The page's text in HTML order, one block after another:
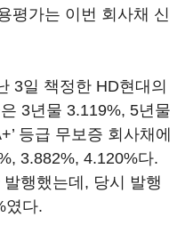
평가는 이번 회사채 신
3일 책정한 HD현대의
3년물 3.119%, 5년물
등급 무보증 회사채에
3.882%, 4.120%다.
행했는데, 당시 발행
였다.